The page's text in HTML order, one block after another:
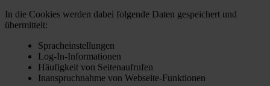
In die Cookies werden dabei folgende Daten gespeichert und
übermittelt:
Spracheinstellungen
Log-In-Informationen
Häufigkeit von Seitenaufrufen
Inanspruchnahme von Webseite-Funktionen